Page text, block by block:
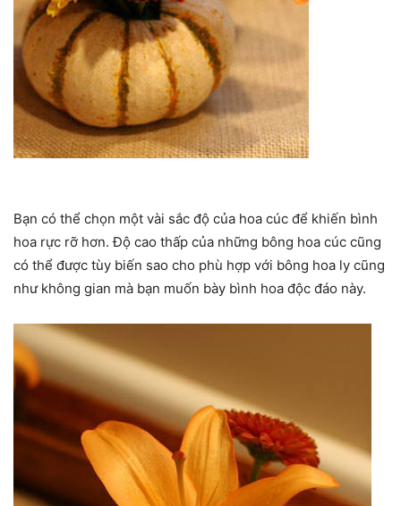
Bạn có thể chọn một vài sắc độ của hoa cúc để khiến bình
hoa rực rỡ hơn. Độ cao thấp của những bông hoa cúc cũng
có thể được tùy biến sao cho phù hợp với bông hoa ly cũng
như không gian mà bạn muốn bày bình hoa độc đáo này.